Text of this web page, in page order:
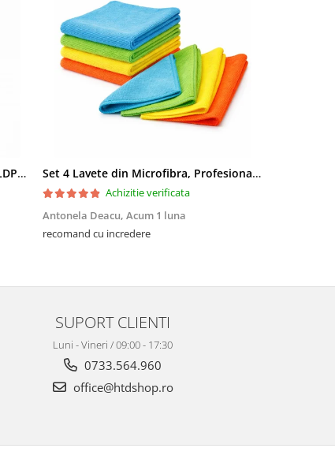
Saci menajeri 35L, Ultrarezistenti, LDPE, 15 buc/rola Set 4 Lavete din Microfibra, Profesionale, 4 culori, 30x30cm
Achizitie verificata
Antonela Deacu, Acum 1 luna
recomand cu incredere
SUPORT CLIENTI
Luni - Vineri / 09:00 - 17:30
0733.564.960
office@htdshop.ro